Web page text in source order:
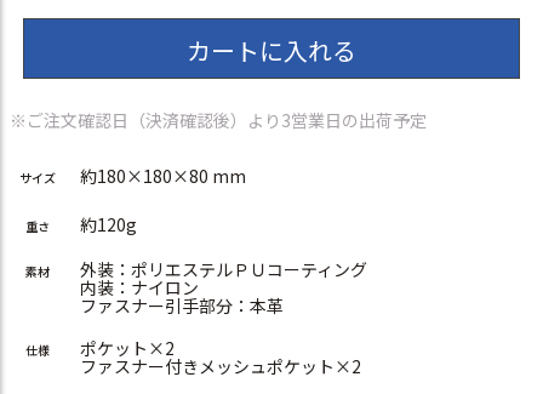
カートに入れる
※ご注文確認日（決済確認後）より3営業日の出荷予定
サイズ 約180×180×80 mm
重さ 約120g
素材 外装：ポリエステルＰＵコーティング
内装：ナイロン
ファスナー引手部分：本革
仕様 ポケット×2
ファスナー付きメッシュポケット×2